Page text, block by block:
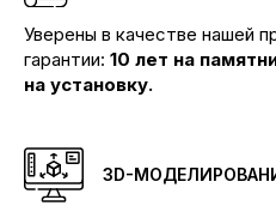
Уверены в качестве нашей
гарантии: 10 лет на
на установку.
3D-